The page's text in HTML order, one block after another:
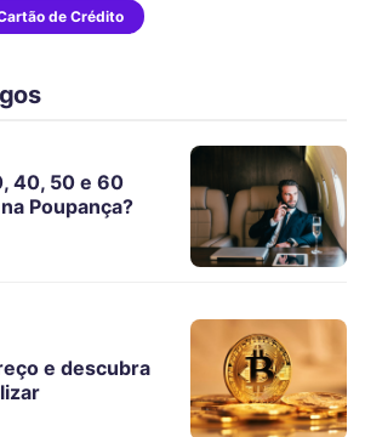
de Crédito
40, 50 e 60
Poupança?
e descubra